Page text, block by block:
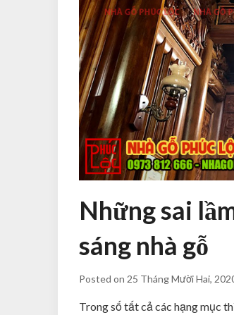
Những sai
sáng nhà gỗ
Posted on 25 Tháng Mười Hai,
Trong số tất cả các hạng mục